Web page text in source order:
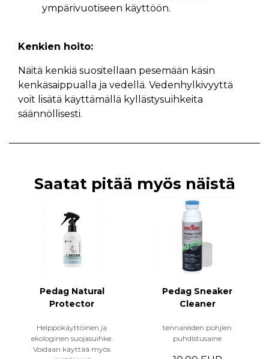
ympärivuotiseen käyttöön.
Kenkien hoito:
Näitä kenkiä suositellaan pesemään käsin
kenkäsaippualla ja vedellä. Vedenhylkivyyttä
voit lisätä käyttämällä kyllästysuihkeita
säännöllisesti.
Saatat pitää myös näistä
Pedag Natural
Protector
Helppokäyttöinen ja
ekologinen suojasuihke.
Voidaan käyttää myös
Pedag Sneaker
Cleaner
tennareiden pohjien
puhdistusaine